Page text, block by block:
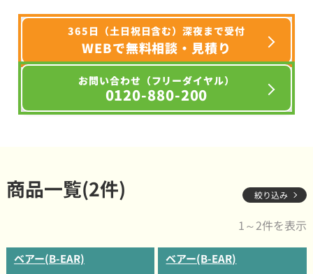
365日（土日祝日含む）深夜まで受付
WEBで無料相談・見積り
お問い合わせ（フリーダイヤル）
0120-880-200
商品一覧(2件) 絞り込み
1～2件を表示
ベアー(B-EAR) ベアー(B-EAR)